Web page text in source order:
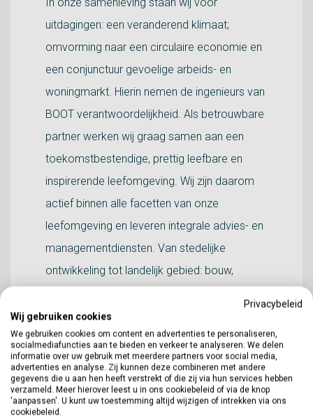
uitdagingen: een veranderend klimaat;
omvorming naar een circulaire economie en
een conjunctuur gevoelige arbeids- en
woningmarkt. Hierin nemen de ingenieurs van
BOOT verantwoordelijkheid. Als betrouwbare
partner werken wij graag samen aan een
toekomstbestendige, prettig leefbare en
inspirerende leefomgeving. Wij zijn daarom
actief binnen alle facetten van onze
leefomgeving en leveren integrale advies- en
managementdiensten. Van stedelijke
ontwikkeling tot landelijk gebied: bouw,
recreatie.
Een duurzame samenwerking vinden we
belangrijk. Alleen dan halen we ook een
duurzaam resultaat. Met onze ambities,
Privacybeleid
Wij gebruiken cookies
We gebruiken cookies om content en advertenties te personaliseren,
socialmediafuncties aan te bieden en verkeer te analyseren. We delen
informatie over uw gebruik met meerdere partners voor social media,
advertenties en analyse. Zij kunnen deze combineren met andere
gegevens die u aan hen heeft verstrekt of die zij via hun services hebben
verzameld. Meer hierover leest u in ons cookiebeleid of via de knop
'aanpassen'. U kunt uw toestemming altijd wijzigen of intrekken via ons
cookiebeleid.